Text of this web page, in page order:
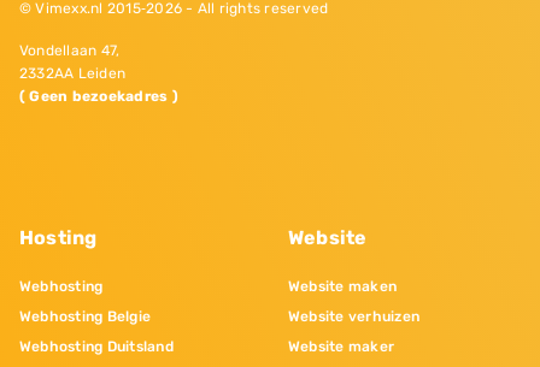
© Vimexx.nl 2015‐2026 - All rights reserved
Vondellaan 47,
2332AA Leiden
( Geen bezoekadres )
Hosting
Webhosting
Webhosting Belgie
Webhosting Duitsland
Website
Website maken
Website verhuizen
Website maker